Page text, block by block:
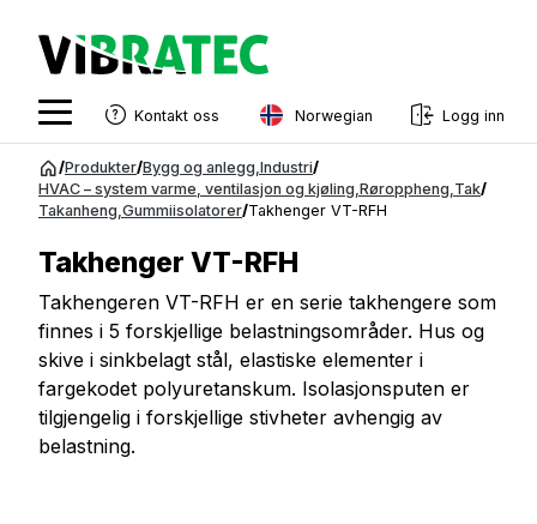
innhold
Kontakt oss Norwegian
English
Swedish
French
Estonian
Finnish
Danish
Logg inn
/Produkter/Bygg og anlegg Industri/
HVAC – system varme, ventilasjon og kjøling Røroppheng Tak/
Takanheng Gummiisolatorer/Takhenger VT-RFH
Takhenger VT-RFH
Takhengeren VT-RFH er en serie takhengere som
finnes i 5 forskjellige belastningsområder. Hus og
skive i sinkbelagt stål, elastiske elementer i
fargekodet polyuretanskum. Isolasjonsputen er
tilgjengelig i forskjellige stivheter avhengig av
belastning.